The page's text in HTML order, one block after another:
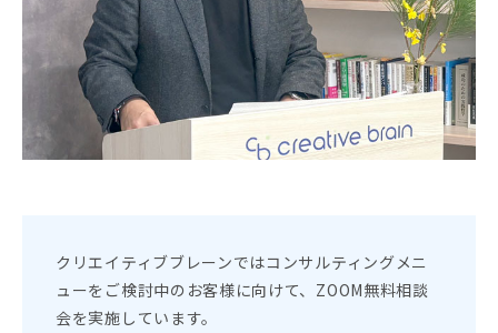
資料ダウンロード
クリエイティブブレーンではコンサルティングメニ
ューをご検討中のお客様に向けて、ZOOM無料相談
会を実施しています。